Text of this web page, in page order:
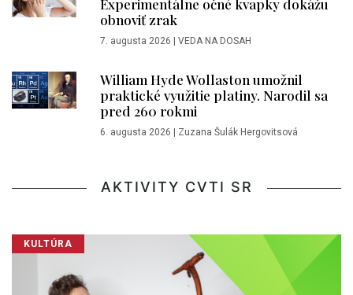
Experimentálne očné kvapky dokážu
obnoviť zrak
7. augusta 2026 VEDA NA DOSAH
William Hyde Wollaston umožnil
praktické využitie platiny. Narodil sa
pred 260 rokmi
6. augusta 2026 Zuzana Šulák Hergovitsová
AKTIVITY CVTI SR
KULTÚRA